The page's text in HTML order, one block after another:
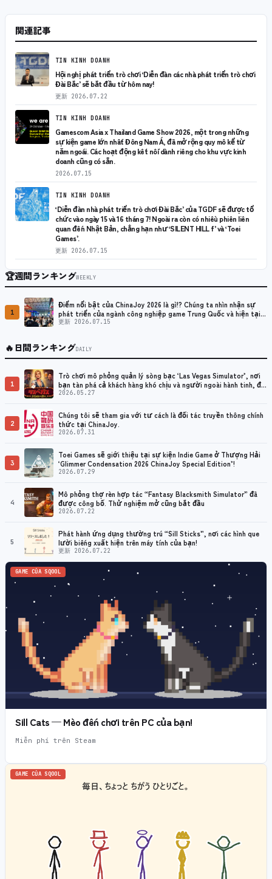
関連記事
TIN KINH DOANH
Hội nghị phát triển trò chơi ‘Diễn đàn các nhà phát triển trò chơi
Đài Bắc’ sẽ bắt đầu từ hôm nay!
更新 2026.07.22
TIN KINH DOANH
Gamescom Asia x Thailand Game Show 2026, một trong những
sự kiện game lớn nhất Đông Nam Á, đã mở rộng quy mô kể từ
năm ngoái. Các hoạt động kết nối dành riêng cho khu vực kinh
doanh cũng có sẵn.
2026.07.15
TIN KINH DOANH
‘Diễn đàn nhà phát triển trò chơi Đài Bắc’ của TGDF sẽ được tổ
chức vào ngày 15 và 16 tháng 7! Ngoài ra còn có nhiều phiên liên
quan đến Nhật Bản, chẳng hạn như ‘SILENT HILL f’ và ‘Toei
Games’.
更新 2026.07.15
🏆週間ランキングWEEKLY
1
Điểm nổi bật của ChinaJoy 2026 là gì!? Chúng ta nhìn nhận sự
phát triển của ngành công nghiệp game Trung Quốc và hiện tại
như thế nào?
更新 2026.07.15
🔥日間ランキングDAILY
1
Trò chơi mô phỏng quản lý sòng bạc ‘Las Vegas Simulator’, nơi
bạn tàn phá cả khách hàng khó chịu và người ngoài hành tinh, đã
được phát hành.
2026.05.27
2
Chúng tôi sẽ tham gia với tư cách là đối tác truyền thông chính
thức tại ChinaJoy.
2026.07.31
3
Toei Games sẽ giới thiệu tại sự kiện Indie Game ở Thượng Hải
‘Glimmer Condensation 2026 ChinaJoy Special Edition’!
2026.07.29
4
Mô phỏng thợ rèn hợp tác “Fantasy Blacksmith Simulator” đã
được công bố. Thử nghiệm mở cũng bắt đầu
2026.07.22
5
Phát hành ứng dụng thường trú “Sill Sticks”, nơi các hình que
lười biếng xuất hiện trên máy tính của bạn!
更新 2026.07.22
GAME CỦA SQOOL
Sill Cats — Mèo đến chơi trên PC của bạn!
Miễn phí trên Steam
GAME CỦA SQOOL